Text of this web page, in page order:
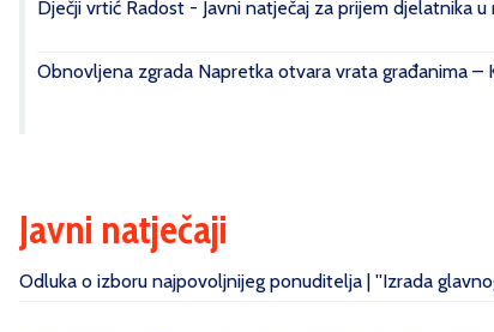
Dječji vrtić Radost - Javni natječaj za prijem djelatnika u
Obnovljena zgrada Napretka otvara vrata građanima –
Javni natječaji
Odluka o izboru najpovoljnijeg ponuditelja | ''Izrada